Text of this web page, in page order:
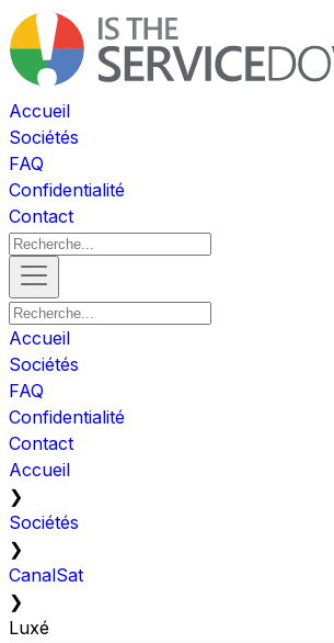
Accueil
Sociétés
FAQ
Confidentialité
Contact
Accueil
Sociétés
FAQ
Confidentialité
Contact
Accueil
❯
Sociétés
❯
CanalSat
❯
Luxé